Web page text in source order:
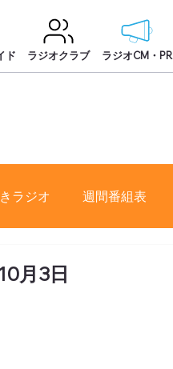
ド ラジオクラブ ラジオCM・PR
ラジオ 週間番組表
月3日